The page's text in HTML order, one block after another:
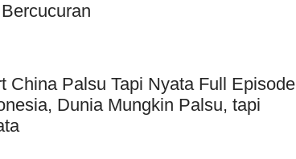
China Palsu Tapi Nyata Full Episode
Dunia Mungkin Palsu, tapi